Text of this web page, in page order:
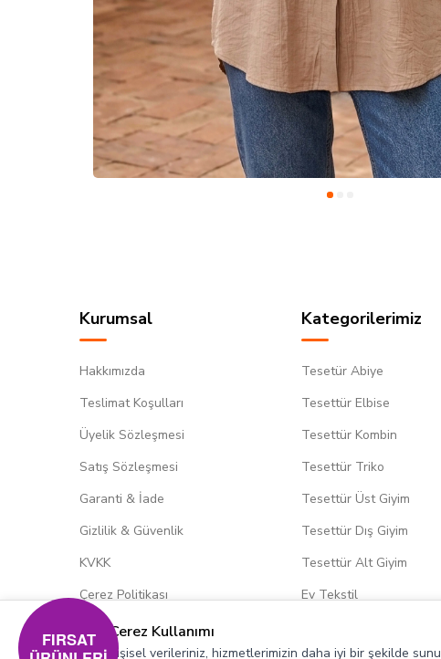
Kurumsal
Hakkımızda
Teslimat Koşulları
Üyelik Sözleşmesi
Satış Sözleşmesi
Garanti & İade
Gizlilik & Güvenlik
KVKK
Çerez Politikası
Kategorilerimiz
Tesetür Abiye
Tesettür Elbise
Tesettür Kombin
Tesettür Triko
Tesettür Üst Giyim
Tesettür Dış Giyim
Tesettür Alt Giyim
Ev Tekstil
Çerez Kullanımı
Kişisel verileriniz, hizmetlerimizin daha iyi bir şekilde
FIRSAT